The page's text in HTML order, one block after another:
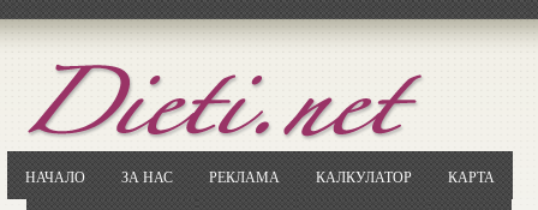
НАЧАЛО ЗА НАС РЕКЛАМА КАЛКУЛАТОР КАРТА
ОтворетеGoogle.bg
Потърсете "Cloxy"
Кликнете на първия резултат